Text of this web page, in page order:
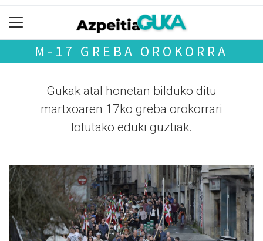
M-17 GREBA OROKORRA
Gukak atal honetan bilduko ditu
martxoaren 17ko greba orokorrari
lotutako eduki guztiak.